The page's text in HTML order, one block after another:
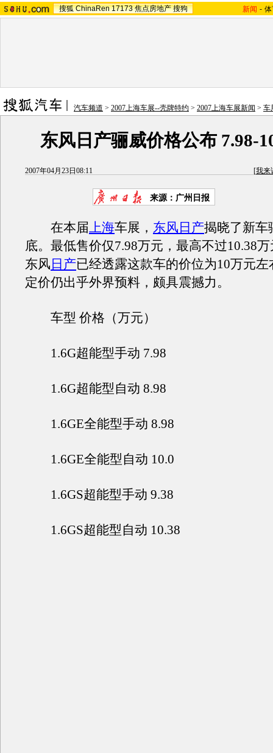
搜狐 ChinaRen 17173 焦点房地产 搜狗 新闻 -
汽车频道 > 2007上海车展--壳牌特约 > 2007上海车展新闻 > 车
东风日产骊威价格公布 7.98-
2007年04月23日08:11 [我来
来源：广州日报
在本届上海车展， 东风日产揭晓了新车
底。最低售价仅7.98万元，最高不过10.38
东风 日产已经透露这款车的价位为10万元
定价仍出乎外界预料，颇具震撼力。
车型 价格（万元）
1.6G超能型手动 7.98
1.6G超能型自动 8.98
1.6GE全能型手动 8.98
1.6GE全能型自动 10.0
1.6GS超能型手动 9.38
1.6GS超能型自动 10.38